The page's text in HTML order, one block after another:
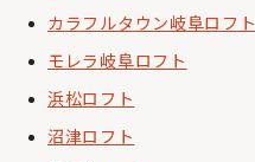
カラフルタウン岐阜ロフト
モレラ岐阜ロフト
浜松ロフト
沼津ロフト